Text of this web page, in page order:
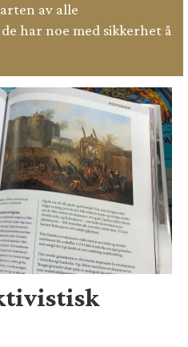
av alle
har noe med sikkerhet å